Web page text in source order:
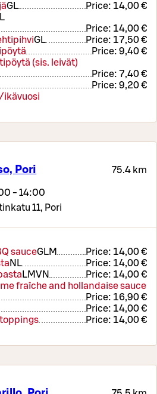
GL Price: 14,00 €
L
Price: 14,00 €
GL Price: 17,50 €
Price: 9,40 €
(sis. leivät)
Price: 7,40 €
Price: 9,20 €
ikävuosi
Pori 75.4 km
- 14:00
11, Pori
sauceGLM Price: 14,00 €
N L Price: 14,00 €
LMVN Price: 14,00 €
fraîche and hollandaise sauce
Price: 16,90 €
Price: 14,00 €
Price: 14,00 €